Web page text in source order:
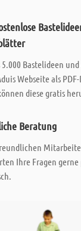
Bastelideen
Webseite als
diese gratis
Beratung
Ihre Fragen